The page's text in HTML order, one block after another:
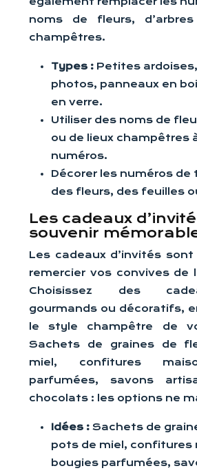
noms de fleurs,
champêtres.
Types : Petites
photos, panneaux en
en verre.
Utiliser des noms de
ou de lieux champêtres
numéros.
Décorer les numéros de
des fleurs, des feuilles
Les cadeaux
souvenir
Les cadeaux d’invités
remercier vos convives de
Choisissez des
gourmands ou décoratifs,
le style champêtre de
Sachets de graines de
miel, confitures
parfumées, savons
chocolats : les options ne
Idées : Sachets de
pots de miel, confitures
bougies parfumées,